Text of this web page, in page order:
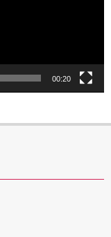
00:20